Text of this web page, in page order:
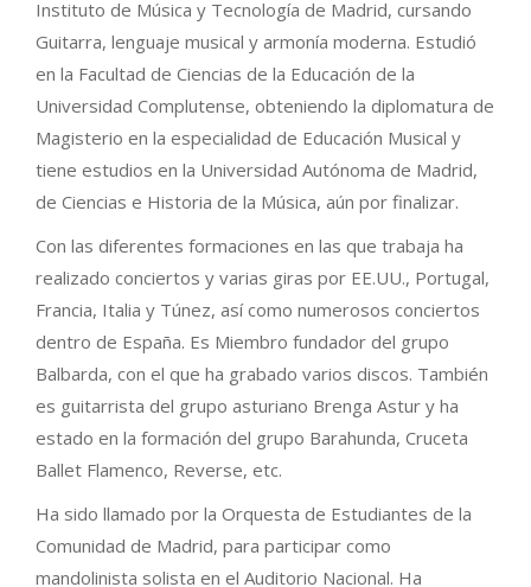
Instituto de Música y Tecnología de Madrid, cursando
Guitarra, lenguaje musical y armonía moderna. Estudió
en la Facultad de Ciencias de la Educación de la
Universidad Complutense, obteniendo la diplomatura de
Magisterio en la especialidad de Educación Musical y
tiene estudios en la Universidad Autónoma de Madrid,
de Ciencias e Historia de la Música, aún por finalizar.
Con las diferentes formaciones en las que trabaja ha
realizado conciertos y varias giras por EE.UU., Portugal,
Francia, Italia y Túnez, así como numerosos conciertos
dentro de España. Es Miembro fundador del grupo
Balbarda, con el que ha grabado varios discos. También
es guitarrista del grupo asturiano Brenga Astur y ha
estado en la formación del grupo Barahunda, Cruceta
Ballet Flamenco, Reverse, etc.
Ha sido llamado por la Orquesta de Estudiantes de la
Comunidad de Madrid, para participar como
mandolinista solista en el Auditorio Nacional. Ha